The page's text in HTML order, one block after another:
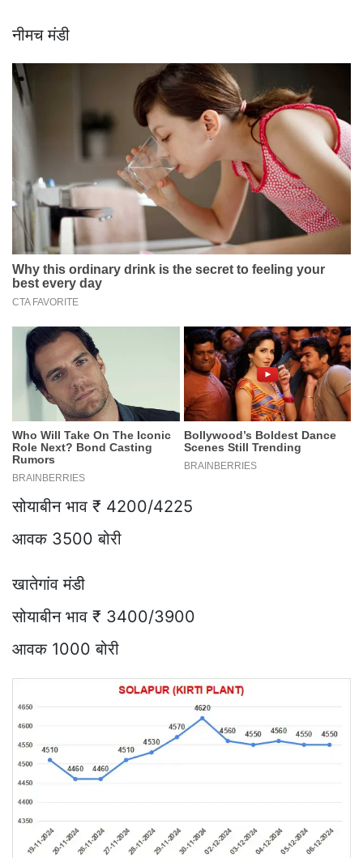
नीमच मंडी
सोयाबीन भाव ₹ 4200/4225
आवक 3500 बोरी
खातेगांव मंडी
सोयाबीन भाव ₹ 3400/3900
आवक 1000 बोरी